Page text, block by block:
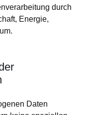
durch
Energie,
Daten